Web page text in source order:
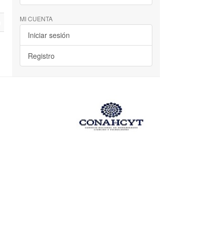
MI CUENTA
Iniciar sesión
Registro